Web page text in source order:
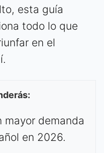
esta guía
todo lo que
en el
mayor demanda
en 2026.